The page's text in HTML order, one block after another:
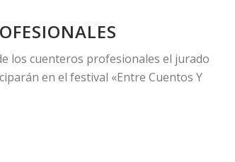
los cuenteros profesionales el jurado
en el festival «Entre Cuentos Y